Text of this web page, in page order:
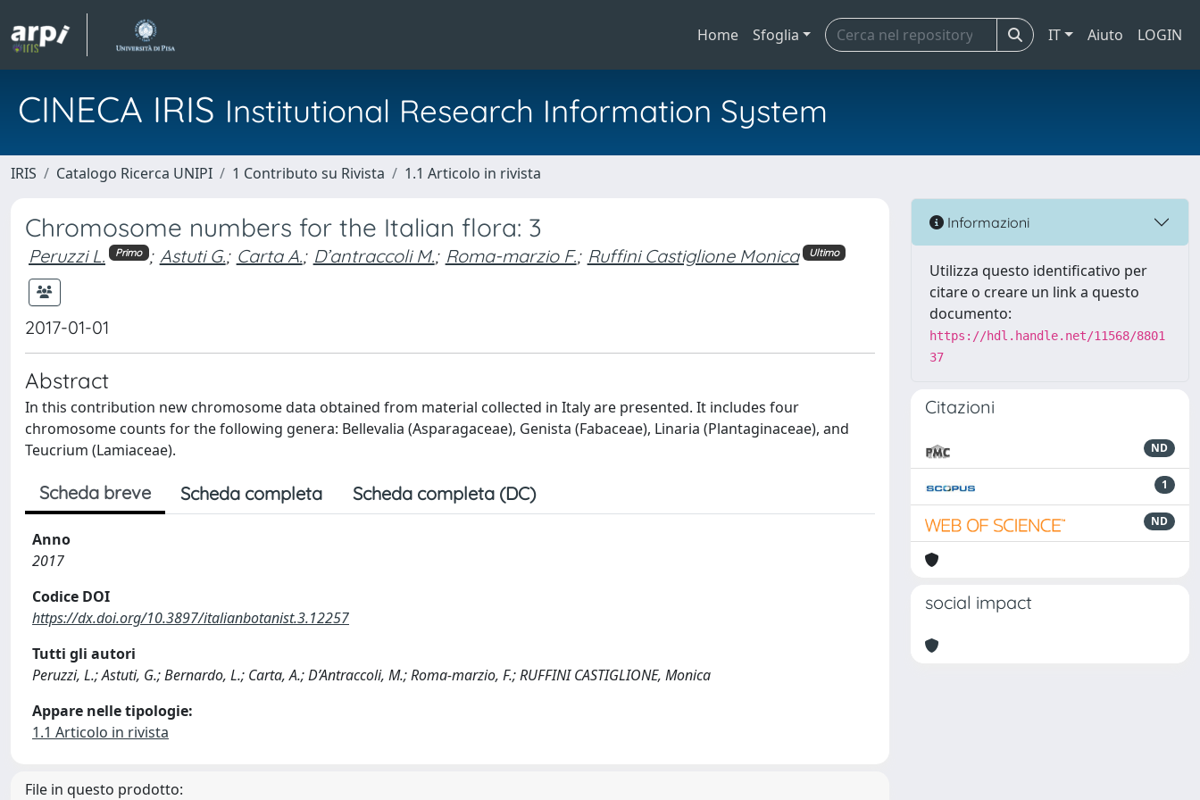
Home Sfoglia IT Aiuto LOGIN
CINECA IRIS Institutional Research Information System
IRIS Catalogo Ricerca UNIPI 1 Contributo su Rivista 1.1 Articolo in rivista
Chromosome numbers for the Italian flora: 3
Peruzzi L. Primo ; Astuti G.; Carta A.; D’antraccoli M.; Roma-marzio F.; Ruffini Castiglione Monica Ultimo
2017-01-01
Abstract
In this contribution new chromosome data obtained from material collected in Italy are presented. It includes four
chromosome counts for the following genera: Bellevalia (Asparagaceae), Genista (Fabaceae), Linaria (Plantaginaceae), and
Teucrium (Lamiaceae).
Scheda breve Scheda completa Scheda completa (DC)
Anno
2017
Codice DOI
https://dx.doi.org/10.3897/italianbotanist.3.12257
Tutti gli autori
Peruzzi, L.; Astuti, G.; Bernardo, L.; Carta, A.; D’Antraccoli, M.; Roma-marzio, F.; RUFFINI CASTIGLIONE, Monica
Appare nelle tipologie:
1.1 Articolo in rivista
File in questo prodotto:
Informazioni
Utilizza questo identificativo per
citare o creare un link a questo
documento:
https://hdl.handle.net/11568/8801
37
Citazioni
ND
1
ND
social impact